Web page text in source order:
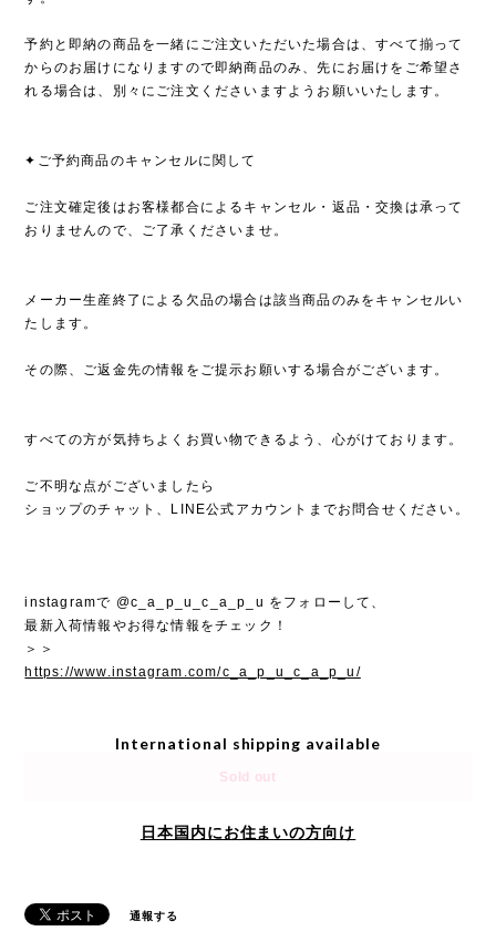
予約と即納の商品を一緒にご注文いただいた場合は、すべて揃って
からのお届けになりますので即納商品のみ、先にお届けをご希望さ
れる場合は、別々にご注文くださいますようお願いいたします。
✦ご予約商品のキャンセルに関して
ご注文確定後はお客様都合によるキャンセル・返品・交換は承って
おりませんので、ご了承くださいませ。
メーカー生産終了による欠品の場合は該当商品のみをキャンセルい
たします。
その際、ご返金先の情報をご提示お願いする場合がございます。
すべての方が気持ちよくお買い物できるよう、心がけております。
ご不明な点がございましたら
ショップのチャット、LINE公式アカウントまでお問合せください。
instagramで @c_a_p_u_c_a_p_u をフォローして、
最新入荷情報やお得な情報をチェック！
＞＞
https://www.instagram.com/c_a_p_u_c_a_p_u/
International shipping available
Sold out
日本国内にお住まいの方向け
通報する